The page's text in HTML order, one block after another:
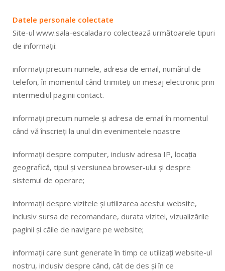
Datele personale colectate
Site-ul www.sala-escalada.ro colectează următoarele tipuri
de informații:
informații precum numele, adresa de email, numărul de
telefon, în momentul când trimiteți un mesaj electronic prin
intermediul paginii contact.
informații precum numele și adresa de email în momentul
când vă înscrieți la unul din evenimentele noastre
informații despre computer, inclusiv adresa IP, locația
geografică, tipul și versiunea browser-ului și despre
sistemul de operare;
informații despre vizitele și utilizarea acestui website,
inclusiv sursa de recomandare, durata vizitei, vizualizările
paginii și căile de navigare pe website;
informații care sunt generate în timp ce utilizați website-ul
nostru, inclusiv despre când, cât de des și în ce